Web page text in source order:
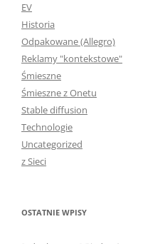
EV
Historia
Odpakowane (Allegro)
Reklamy "kontekstowe"
Śmieszne
Śmieszne z Onetu
Stable diffusion
Technologie
Uncategorized
z Sieci
OSTATNIE WPISY